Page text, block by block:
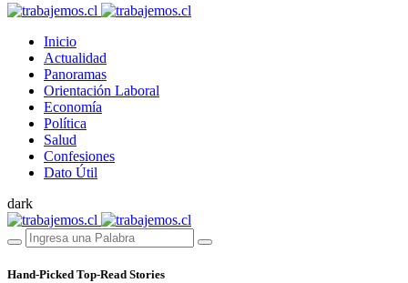
Inicio
Actualidad
Panoramas
Orientación Laboral
Economía
Política
Salud
Confesiones
Dato Útil
dark
Hand-Picked Top-Read Stories